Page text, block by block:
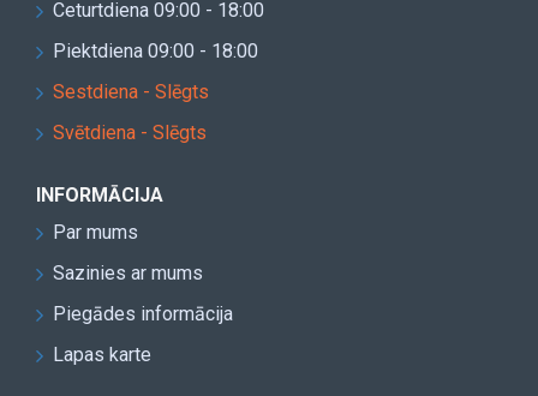
Ceturtdiena 09:00 - 18:00
Piektdiena 09:00 - 18:00
Sestdiena - Slēgts
Svētdiena - Slēgts
INFORMĀCIJA
Par mums
Sazinies ar mums
Piegādes informācija
Lapas karte